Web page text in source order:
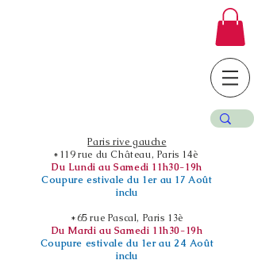
Paris rive gauche
*119 rue du Château, Paris 14è
Du Lundi au Samedi 11h30-19h
Coupure estivale du 1er au 17 Août
inclu
*65 rue Pascal, Paris 13è
Du Mardi au Samedi 11h30-19h
Coupure estivale du 1er au 24 Août
inclu